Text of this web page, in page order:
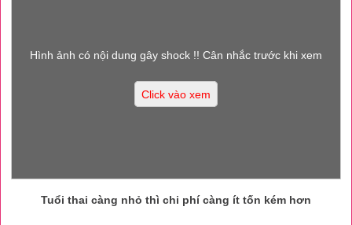
Hình ảnh có nội dung gây shock !! Cân nhắc trước khi xem
Click vào xem
Tuổi thai càng nhỏ thì chi phí càng ít tốn kém hơn